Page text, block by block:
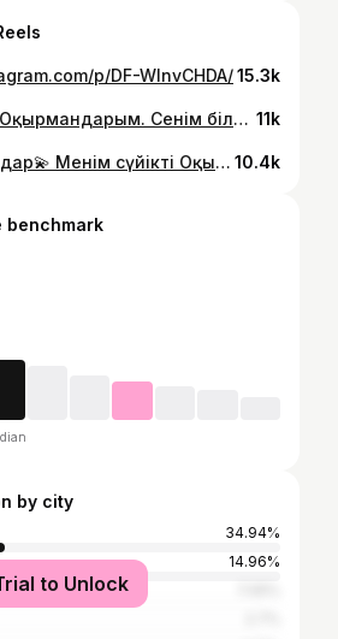
p/DF-WInvCHDA/15.3k
Құрметті инста Оқырмандарым. Сенім білдіріп,қолдау көрсетіп,шабыт беретін әрбір жан бақытты болсын. Менім жұмысыма ❤️аямайтын жандар ең бақытты бай қуатты жандар🙌 Сенімдеріңізге мың алғыс💫 @povar_uralsk_elmira #уральск #салат #едаялюблютебя❤️ 11k
Құрметті Ханымдар💫 Менім сүйікті Оқырмандарым. Қалайсыздар? Өз қонақтарыңызды шаршамай,әдемі қарсалу үшін,біз сізберге әрдайым қызметке дайынбыз. Толық ақпарат алу үшін: 87054463493 @povar_uralsk_elmira #инстаграм #банкетыалматы 10.4k
benchmark
by city
34.94%
14.96%
to Unlock